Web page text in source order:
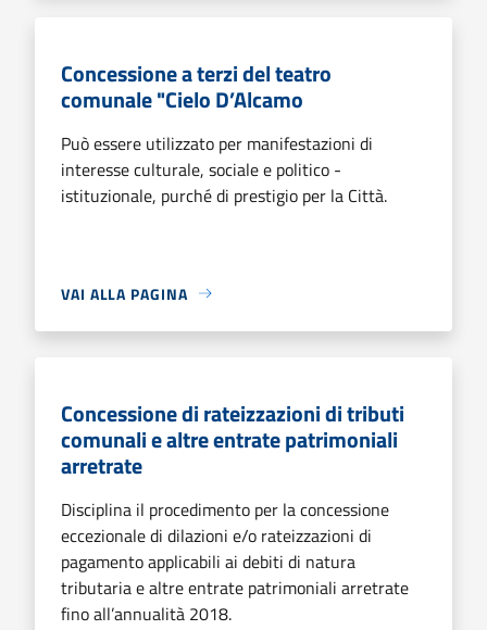
Concessione a terzi del teatro
comunale "Cielo D’Alcamo
Può essere utilizzato per manifestazioni di
interesse culturale, sociale e politico -
istituzionale, purché di prestigio per la Città.
VAI ALLA PAGINA
Concessione di rateizzazioni di tributi
comunali e altre entrate patrimoniali
arretrate
Disciplina il procedimento per la concessione
eccezionale di dilazioni e/o rateizzazioni di
pagamento applicabili ai debiti di natura
tributaria e altre entrate patrimoniali arretrate
fino all’annualità 2018.